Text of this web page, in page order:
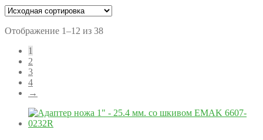
Отображение 1–12 из 38
1
2
3
4
→